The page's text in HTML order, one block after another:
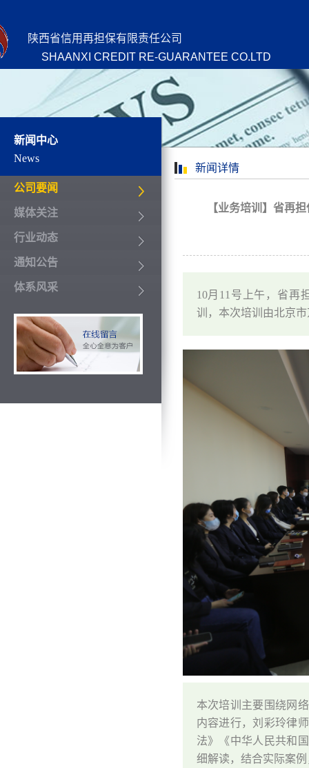
陕西省信用再担保有限责任公司
SHAANXI CREDIT RE-GUARANTEE CO.LTD
新闻中心
News
公司要闻
媒体关注
行业动态
通知公告
体系风采
新闻详情
【业务培训】省再
10月11号上午，省再
训，本次培训由北京
本次培训主要围绕网
内容进行，刘彩玲律
法》《中华人民共和
细解读，结合实际案